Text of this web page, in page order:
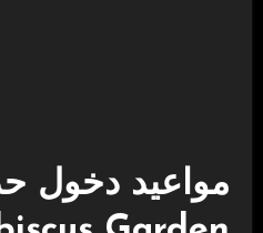
مواعيد دخول